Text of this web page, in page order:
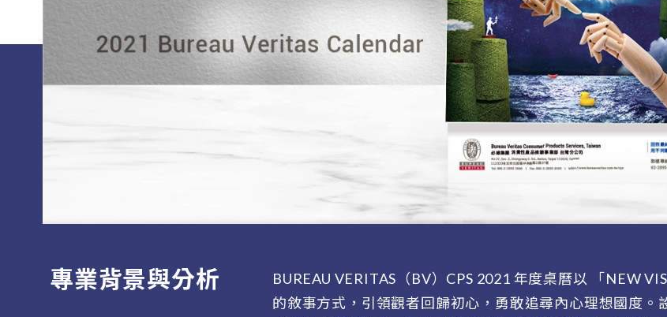
專業背景與分析
BUREAU VERITAS（BV）CPS 2021 年度桌曆以 「NEW
的敘事方式，引領觀者回歸初心，勇敢追尋內心理想國度